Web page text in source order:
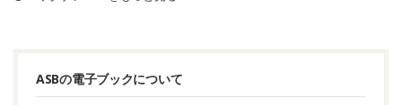
ASBの電子ブックについて